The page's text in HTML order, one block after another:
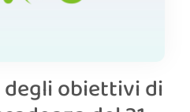
obiettivi di